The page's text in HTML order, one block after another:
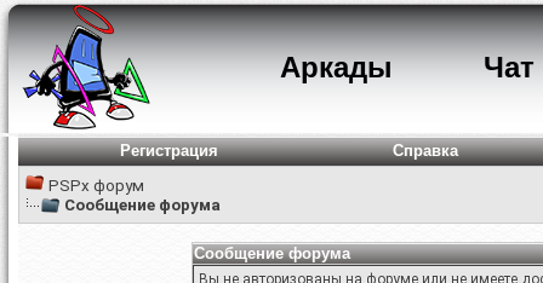
Аркады Чат
Регистрация
Справка
PSPx форум
Сообщение форума
Сообщение форума
Вы не авторизованы на форуме или не имеете